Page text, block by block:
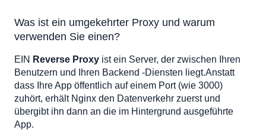
Hinzufügen von Ratenbegrenzung, um Ihre App zu
schützen
Protokollierung und Debuggen
Benutzerdefinierte Header und
Sicherheitsverbesserungen
Was ist ein umgekehrter Proxy und warum
verwenden Sie einen?
EIN Reverse Proxy ist ein Server, der zwischen Ihren
Benutzern und Ihren Backend -Diensten liegt.Anstatt
dass Ihre App öffentlich auf einem Port (wie 3000)
zuhört, erhält Nginx den Datenverkehr zuerst und
übergibt ihn dann an die im Hintergrund ausgeführte
App.